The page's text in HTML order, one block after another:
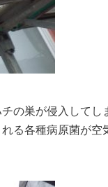
の巣が侵入してし
る各種病原菌が空